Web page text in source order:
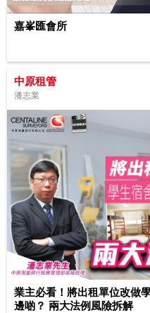
嘉峯匯會所
中原租管
潘志業
業主必看！將出租單位改做
邊啲？ 兩大法例風險拆解